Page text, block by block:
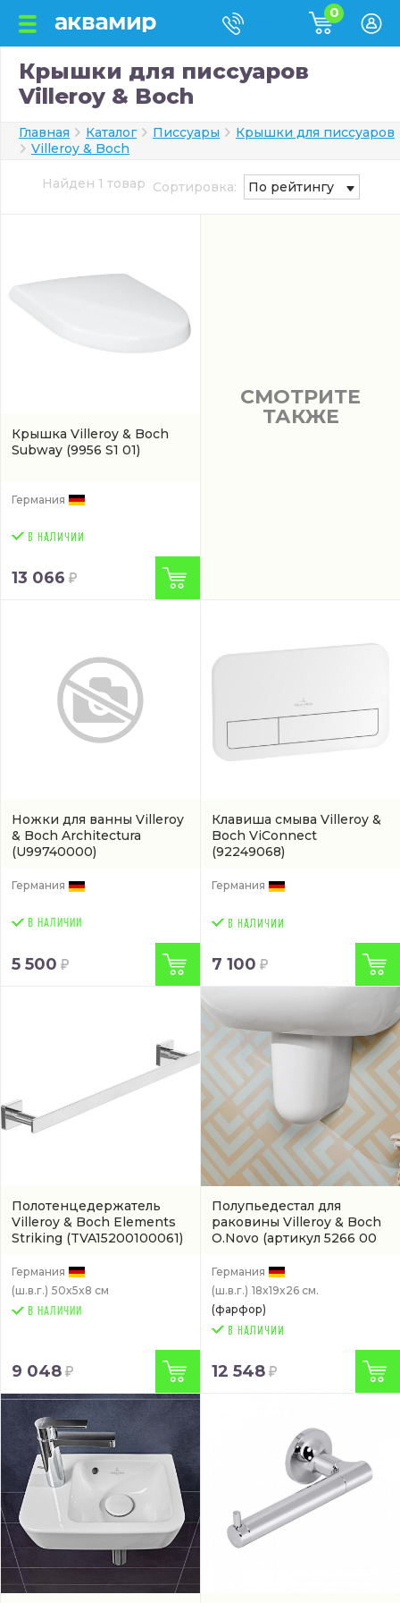
0
Крышки для писсуаров
Villeroy & Boch
Главная Каталог Писсуары
Крышки для писсуаров
Villeroy & Boch
Найден 1 товар Сортировка: По рейтингу
Крышка Villeroy & Boch
Subway (9956 S1 01)
Германия
13 066
СМОТРИТЕ
ТАКЖЕ
Ножки для ванны Villeroy
& Boch Architectura
(U99740000)
Германия
В НАЛИЧИИ
5 500
Клавиша смыва Villeroy &
Boch ViConnect
(92249068)
Германия
7 100
Полотенцедержатель
Villeroy & Boch Elements
Striking (TVA15200100061)
Германия
(ш.в.г.) 50x5x8 см
В НАЛИЧИИ
9 048
Полупьедестал для
раковины Villeroy & Boch
O.Novo (артикул 5266 00
Германия
(ш.в.г.) 18x19x26 см.
(фарфор)
12 548